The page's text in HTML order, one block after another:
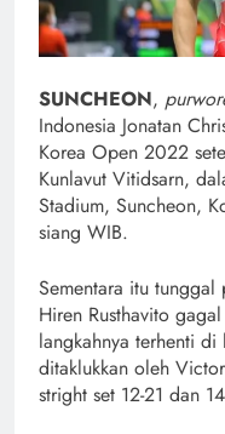
SUNCHEON,
Indonesia Jonatan
Korea Open 2022
Kunlavut Vitidsarn,
Stadium, Suncheon,
siang WIB.
Sementara itu tunggal
Hiren Rusthavito
langkahnya terhenti
ditaklukkan oleh
stright set 12-21 dan